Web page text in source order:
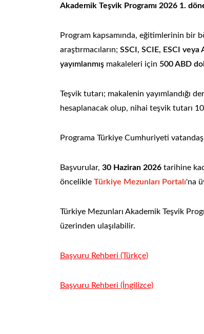
Akademik Teşvik Programı 2026 1.
Program kapsamında, eğitimlerinin bir
araştırmacıların; SSCI, SCIE, ESCI veya
yayımlanmış makaleleri için 500 ABD
Teşvik tutarı; makalenin yayımlandığı
hesaplanacak olup, nihai teşvik tutarı
Programa Türkiye Cumhuriyeti
Başvurular, 30 Haziran 2026 tarihine
öncelikle Türkiye Mezunları Portalı'na
Türkiye Mezunları Akademik Teşvik
üzerinden ulaşılabilir.
Başvuru Rehberi (Türkçe)
Başvuru Rehberi (İngilizce)